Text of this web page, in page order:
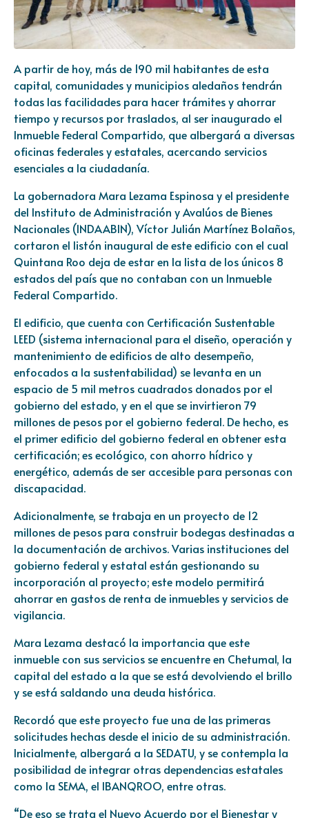
A partir de hoy, más de 190 mil habitantes de esta
capital, comunidades y municipios aledaños tendrán
todas las facilidades para hacer trámites y ahorrar
tiempo y recursos por traslados, al ser inaugurado el
Inmueble Federal Compartido, que albergará a diversas
oficinas federales y estatales, acercando servicios
esenciales a la ciudadanía.
La gobernadora Mara Lezama Espinosa y el presidente
del Instituto de Administración y Avalúos de Bienes
Nacionales (INDAABIN), Víctor Julián Martínez Bolaños,
cortaron el listón inaugural de este edificio con el cual
Quintana Roo deja de estar en la lista de los únicos 8
estados del país que no contaban con un Inmueble
Federal Compartido.
El edificio, que cuenta con Certificación Sustentable
LEED (sistema internacional para el diseño, operación y
mantenimiento de edificios de alto desempeño,
enfocados a la sustentabilidad) se levanta en un
espacio de 5 mil metros cuadrados donados por el
gobierno del estado, y en el que se invirtieron 79
millones de pesos por el gobierno federal. De hecho, es
el primer edificio del gobierno federal en obtener esta
certificación; es ecológico, con ahorro hídrico y
energético, además de ser accesible para personas con
discapacidad.
Adicionalmente, se trabaja en un proyecto de 12
millones de pesos para construir bodegas destinadas a
la documentación de archivos. Varias instituciones del
gobierno federal y estatal están gestionando su
incorporación al proyecto; este modelo permitirá
ahorrar en gastos de renta de inmuebles y servicios de
vigilancia.
Mara Lezama destacó la importancia que este
inmueble con sus servicios se encuentre en Chetumal, la
capital del estado a la que se está devolviendo el brillo
y se está saldando una deuda histórica.
Recordó que este proyecto fue una de las primeras
solicitudes hechas desde el inicio de su administración.
Inicialmente, albergará a la SEDATU, y se contempla la
posibilidad de integrar otras dependencias estatales
como la SEMA, el IBANQROO, entre otras.
“De eso se trata el Nuevo Acuerdo por el Bienestar y